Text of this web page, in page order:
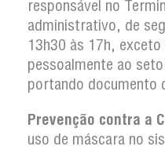
responsável no
administrativo, de
13h30 às 17h,
pessoalmente ao
portando documento
Prevenção contra a
uso de máscara no